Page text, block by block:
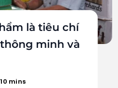
là tiêu chí
minh và
10 mins